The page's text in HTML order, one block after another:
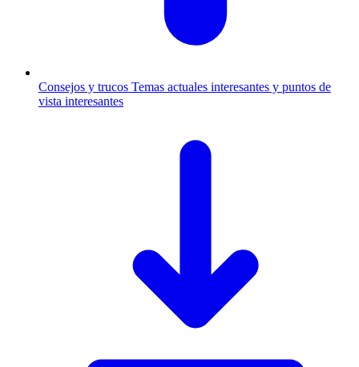
Consejos y trucos Temas actuales interesantes y puntos de
vista interesantes